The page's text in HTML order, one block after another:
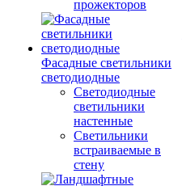
прожекторов
Фасадные светильники
светодиодные
Светодиодные
светильники
настенные
Светильники
встраиваемые в
стену